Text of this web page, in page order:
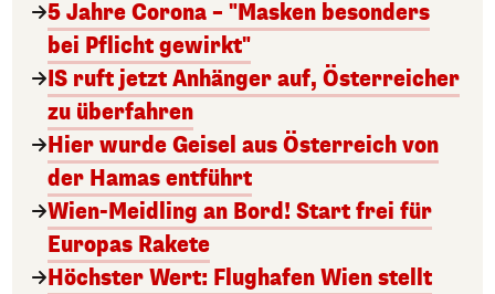
5 Jahre Corona – "Masken besonders
bei Pflicht gewirkt"
IS ruft jetzt Anhänger auf, Österreicher
zu überfahren
Hier wurde Geisel aus Österreich von
der Hamas entführt
Wien-Meidling an Bord! Start frei für
Europas Rakete
Höchster Wert: Flughafen Wien stellt